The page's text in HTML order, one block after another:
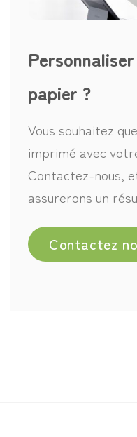
papier ?
Vous souhaitez
imprimé avec
Contactez-nous,
assurerons un
Contactez